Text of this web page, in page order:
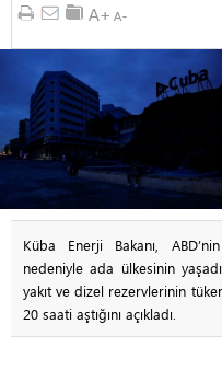
Küba Enerji Bakanı,
nedeniyle ada ülkesinin
yakıt ve dizel rezervlerinin
20 saati aştığını açıkladı.